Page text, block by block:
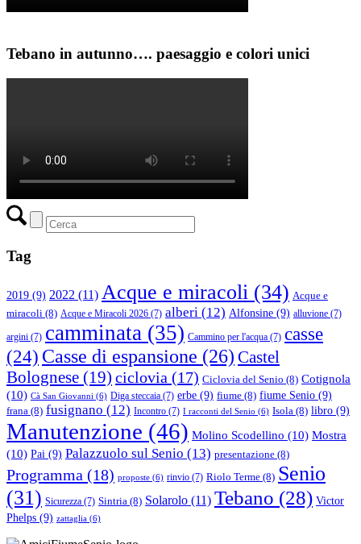
Tebano in autunno…. paesaggio e colori unici
Tag
2019 (9) 2022 (11) Acque e miracoli (34) Acque e
miracoli (8) Acque e Miracoli 2026 (7) alberi (12) Alfonsine (9) alluvione (7)
argini (7) camminata (35) Cammino per l'acqua (7) casse
(24) Casse di espansione (26) Castel
Bolognese (19) ciclovia (17) Ciclovia del Senio (8) Cotignola
(10) Cà San Giovanni (6) Diga steccaia (7) erbe (9) fiume (8) fiume Senio (9)
frana (8) fusignano (12) Incontro (7) I racconti del Senio (6) Isola (8) libro (9)
Manutenzione (46) Molino Scodellino (10) Mostra
(10) Pai (9) Palazzuolo sul Senio (13) presentazione (8)
Programma (18) proposte (6) rinvio (7) Riolo Terme (8) Senio
(31) Sicurezza (7) Sintria (8) Solarolo (11) Tebano (28) Victor
Phelps (9) zattaglia (6)